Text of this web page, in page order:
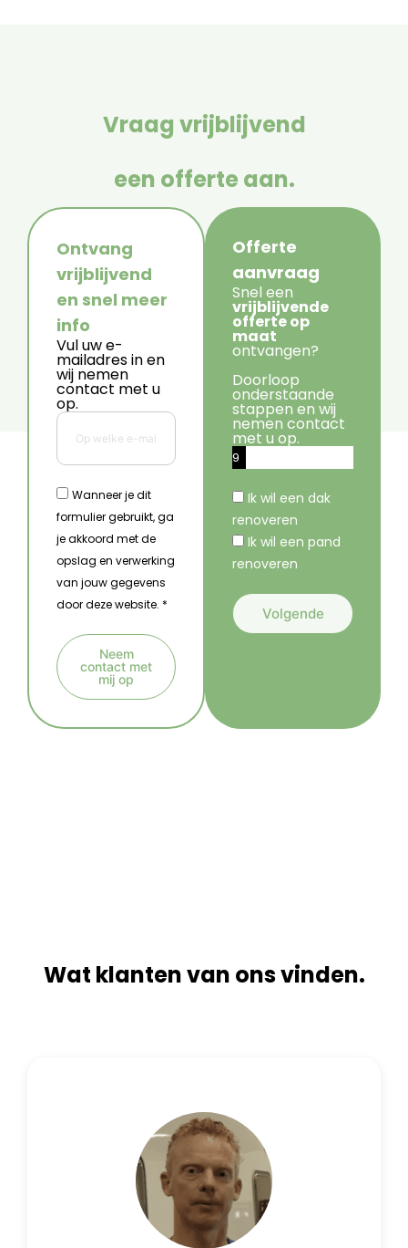
Vraag vrijblijvend
een offerte aan.
Ontvang
vrijblijvend
en snel meer
info
Vul uw e-
mailadres in en
wij nemen
contact met u
op.
Wanneer je dit
formulier gebruikt, ga
je akkoord met de
opslag en verwerking
van jouw gegevens
door deze website. *
Neem
contact met
mij op
l
Offerte
aanvraag
Snel een
vrijblijvende
offerte op
maat
ontvangen?
Doorloop
onderstaande
stappen en wij
nemen contact
met u op.
9
Ik wil een dak
renoveren
Ik wil een pand
renoveren
Volgende
r
Wat klanten van ons vinden.